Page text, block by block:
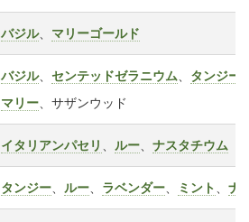
バジル、 マリーゴールド
バジル、 センテッドゼラニウム タンジー
マリー 、サザンウッド
イタリアンパセリ ルー ナスタチウム
タンジー ルー ラベンダー ミント ナ